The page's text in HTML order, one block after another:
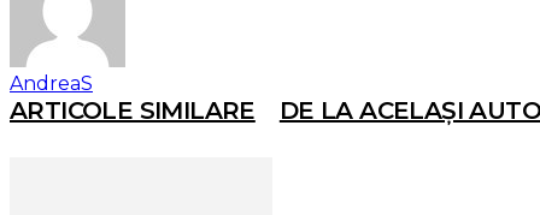
AndreaS
ARTICOLE SIMILARE DE LA ACELAȘI